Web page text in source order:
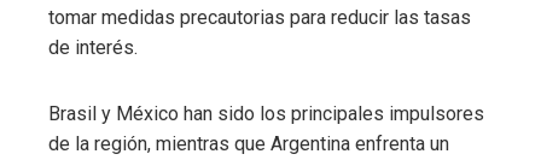
tomar medidas precautorias para reducir las tasas
de interés.
Brasil y México han sido los principales impulsores
de la región, mientras que Argentina enfrenta un